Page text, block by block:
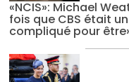
«NCIS»: Michael
fois que CBS était
compliqué pour